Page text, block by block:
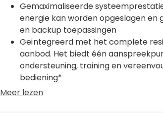
Gemaximaliseerde
energie kan worden opgeslagen en
en backup toepassingen
Geïntegreerd met het complete
aanbod. Het biedt één
ondersteuning, training en
bediening*
Meer lezen